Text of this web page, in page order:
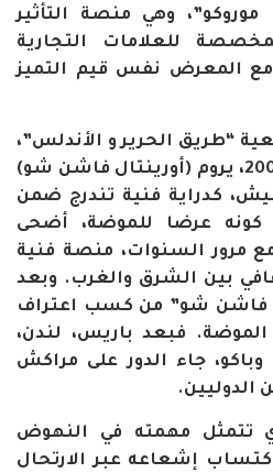
وهي منصة التأثير
للعلامات التجارية
مع المعرض نفس قيم التميز
“طريق الحرير و الأندلس”،
أحدثته هند جودار سنة 2004، يروم (أورينتال فاشن شو)
كدراية فنية تندرج ضمن
كونه عرضا للموضة، أضحى
مرور السنوات، منصة فنية
بين الشرق والغرب. وبعد
فاشن شو” من كسب اعتراف
فبعد باريس، لندن،
جاء الدور على مراكش
الدوليين.
تتمثل مهمته في النهوض
إشعاعه عبر الارتحال